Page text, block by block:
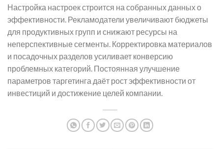
Настройка настроек строится на собранных данных о
эффективности. Рекламодатели увеличивают бюджеты
для продуктивных групп и снижают ресурсы на
неперспективные сегменты. Корректировка материалов
и посадочных разделов усиливает конверсию
проблемных категорий. Постоянная улучшение
параметров таргетинга даёт рост эффективности от
инвестиций и достижение целей компании.